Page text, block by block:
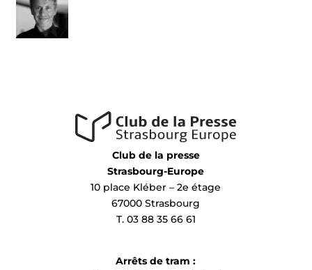
Club de la presse
Strasbourg-Europe
10 place Kléber – 2e étage
67000 Strasbourg
T. 03 88 35 66 61
Arrêts de tram :